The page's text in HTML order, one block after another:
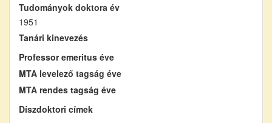
Tudományok doktora év
1951
Tanári kinevezés
Professor emeritus éve
MTA levelező tagság éve
MTA rendes tagság éve
Díszdoktori címek